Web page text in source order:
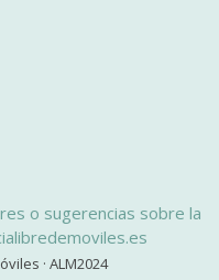
o sugerencias sobre la
· ALM2024